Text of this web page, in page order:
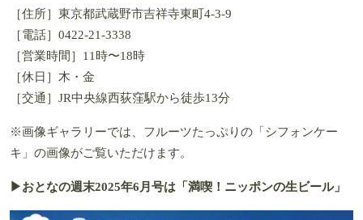
［住所］東京都武蔵野市吉祥寺東町4-3-9
［電話］0422-21-3338
［営業時間］11時〜18時
［休日］木・金
［交通］JR中央線西荻窪駅から徒歩13分
※画像ギャラリーでは、フルーツたっぷりの「シフォンケー
キ」の画像がご覧いただけます。
▶おとなの週末2025年6月号は「 満喫！ニッポンの生ビール」